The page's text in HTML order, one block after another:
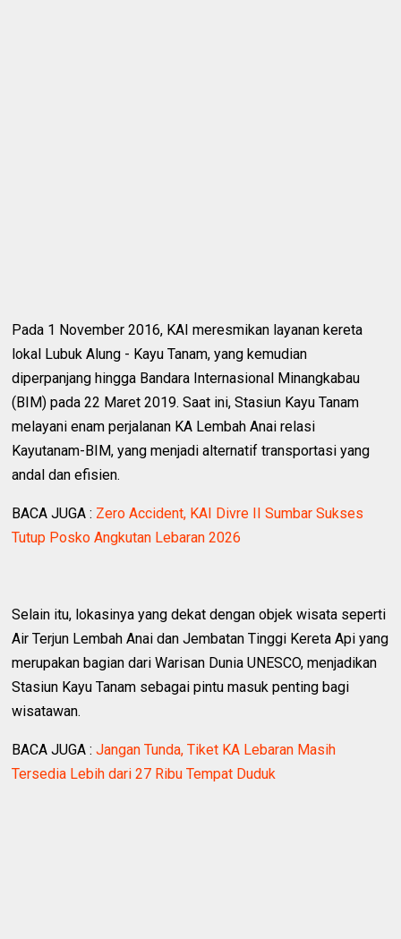
Pada 1 November 2016, KAI meresmikan layanan kereta
lokal Lubuk Alung - Kayu Tanam, yang kemudian
diperpanjang hingga Bandara Internasional Minangkabau
(BIM) pada 22 Maret 2019. Saat ini, Stasiun Kayu Tanam
melayani enam perjalanan KA Lembah Anai relasi
Kayutanam-BIM, yang menjadi alternatif transportasi yang
andal dan efisien.
BACA JUGA : Zero Accident, KAI Divre II Sumbar Sukses
Tutup Posko Angkutan Lebaran 2026
Selain itu, lokasinya yang dekat dengan objek wisata seperti
Air Terjun Lembah Anai dan Jembatan Tinggi Kereta Api yang
merupakan bagian dari Warisan Dunia UNESCO, menjadikan
Stasiun Kayu Tanam sebagai pintu masuk penting bagi
wisatawan.
BACA JUGA :Jangan Tunda, Tiket KA Lebaran Masih
Tersedia Lebih dari 27 Ribu Tempat Duduk